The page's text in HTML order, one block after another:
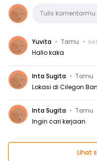
KomentarTulis
Yuvita Tamu
Hallo kaka
Inta Sugita Tamu
Lokasi di Cilegon
Inta Sugita Tamu
Ingin cari kerjaan
Lihat